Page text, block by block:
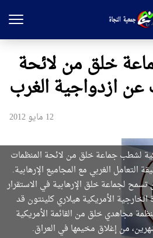
خلق من لائحة
ازدواجية الغرب
12 مايو 2012
لشطب جماعة خلق من لائحة المنظمات
التعامل الغربي مع المجاميع الإرهابية.
لجماعة خلق الإرهابية في الاستقرار
الخارجية الأمريكية هيلاري كلينتون قد
مجاهدي خلق من القائمة الأمريكية
من إغلاق مخيمها في العراق.